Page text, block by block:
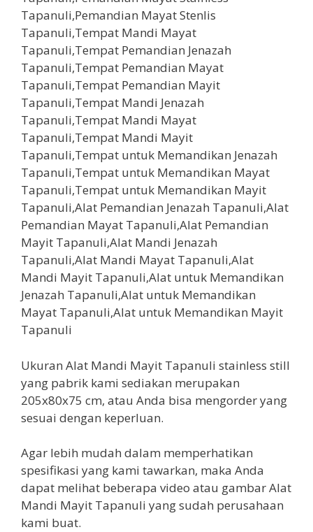
Ukuran Alat Mandi Mayit Tapanuli stainless still
yang pabrik kami sediakan merupakan
205x80x75 cm, atau Anda bisa mengorder yang
sesuai dengan keperluan.
Agar lebih mudah dalam memperhatikan
spesifikasi yang kami tawarkan, maka Anda
dapat melihat beberapa video atau gambar Alat
Mandi Mayit Tapanuli yang sudah perusahaan
kami buat.